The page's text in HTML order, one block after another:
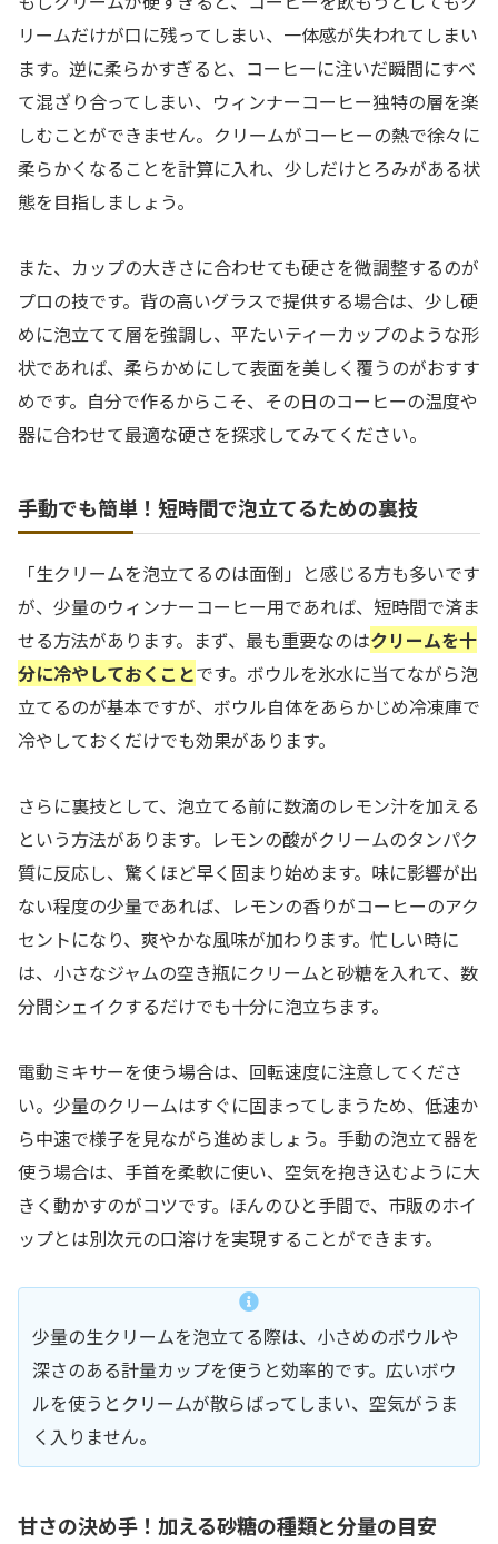
リームだけが口に残ってしまい、一体感が失われてしまい
ます。逆に柔らかすぎると、コーヒーに注いだ瞬間にすべ
て混ざり合ってしまい、ウィンナーコーヒー独特の層を楽
しむことができません。クリームがコーヒーの熱で徐々に
柔らかくなることを計算に入れ、少しだけとろみがある状
態を目指しましょう。
また、カップの大きさに合わせても硬さを微調整するのが
プロの技です。背の高いグラスで提供する場合は、少し硬
めに泡立てて層を強調し、平たいティーカップのような形
状であれば、柔らかめにして表面を美しく覆うのがおすす
めです。自分で作るからこそ、その日のコーヒーの温度や
器に合わせて最適な硬さを探求してみてください。
手動でも簡単！短時間で泡立てるための裏技
「生クリームを泡立てるのは面倒」と感じる方も多いです
が、少量のウィンナーコーヒー用であれば、短時間で済ま
せる方法があります。まず、最も重要なのはクリームを十
分に冷やしておくことです。ボウルを氷水に当てながら泡
立てるのが基本ですが、ボウル自体をあらかじめ冷凍庫で
冷やしておくだけでも効果があります。
さらに裏技として、泡立てる前に数滴のレモン汁を加える
という方法があります。レモンの酸がクリームのタンパク
質に反応し、驚くほど早く固まり始めます。味に影響が出
ない程度の少量であれば、レモンの香りがコーヒーのアク
セントになり、爽やかな風味が加わります。忙しい時に
は、小さなジャムの空き瓶にクリームと砂糖を入れて、数
分間シェイクするだけでも十分に泡立ちます。
電動ミキサーを使う場合は、回転速度に注意してくださ
い。少量のクリームはすぐに固まってしまうため、低速か
ら中速で様子を見ながら進めましょう。手動の泡立て器を
使う場合は、手首を柔軟に使い、空気を抱き込むように大
きく動かすのがコツです。ほんのひと手間で、市販のホイ
ップとは別次元の口溶けを実現することができます。
少量の生クリームを泡立てる際は、小さめのボウルや
深さのある計量カップを使うと効率的です。広いボウ
ルを使うとクリームが散らばってしまい、空気がうま
く入りません。
甘さの決め手！加える砂糖の種類と分量の目安